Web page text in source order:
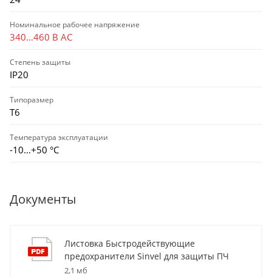
Номинальное рабочее напряжение
340…460 В AC
Степень защиты
IP20
Типоразмер
T6
Температура эксплуатации
-10…+50 °С
Документы
Листовка Быстродействующие
предохранители Sinvel для защиты ПЧ
2,1 мб